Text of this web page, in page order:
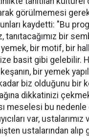
görülmemesi
kaydetti: "Bu
tanıtacağımız bir
bir motif, bir
basit gibi gelebilir.
bir yemek
biz olduğunu bir
dikkatinizi
meselesi bu
var,
ustalarından alıp